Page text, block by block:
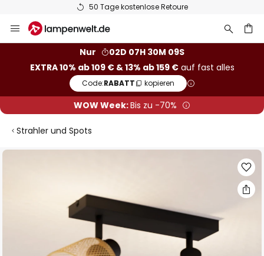
50 Tage kostenlose Retoure
Inhalt
Nur
02D 07H 30M 08S
EXTRA 10% ab 109 € & 13% ab 159 €auf fast alles
Code:RABATT kopieren
WOW Week:Bis zu -70%
Strahler und Spots
Zum